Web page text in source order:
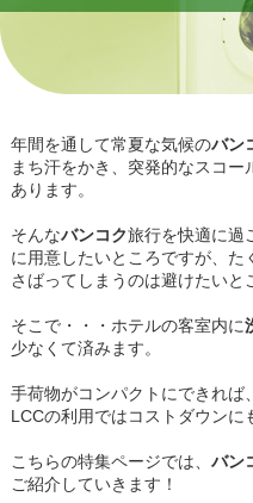
年間を通して常夏な気候のバン
まち汗をかき、突発的なスコ
あります。
そんなバンコク旅行を快適に過
に用意したいところですが、
さばってしまうのは避けたいと
そこで・・・ホテルの客室内に
少なくて済みます。
手荷物がコンパクトにできれば
LCCの利用ではコストダウンに
こちらの特集ページでは、 バン
ご紹介していきます！